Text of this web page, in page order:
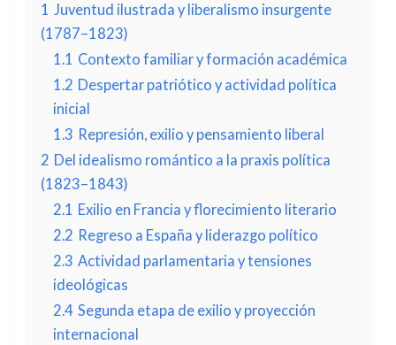
1 Juventud ilustrada y liberalismo insurgente
(1787–1823)
1.1 Contexto familiar y formación académica
1.2 Despertar patriótico y actividad política
inicial
1.3 Represión, exilio y pensamiento liberal
2 Del idealismo romántico a la praxis política
(1823–1843)
2.1 Exilio en Francia y florecimiento literario
2.2 Regreso a España y liderazgo político
2.3 Actividad parlamentaria y tensiones
ideológicas
2.4 Segunda etapa de exilio y proyección
internacional